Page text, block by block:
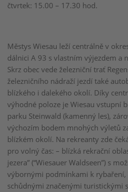
Městys Wiesau leží centrálně v
dálnici A 93 s vlastním výjezdem a
Skrz obec vede železniční trať
železničního nádraží jezdí také
blízkého i dalekého okolí. Díky
výhodné poloze je Wiesau vstupní
parku Steinwald (kamenný les),
výchozím bodem mnohých výletů
blízkém okolí. Na rekreanty zde
pro volný čas: – blízká rekrační
jezera” (“Wiesauer Waldseen”) s
výbornými podmínkami k rybaření,
schůdnými značenými turistickými
čtvrtek: 15.00 – 17.30 hod.